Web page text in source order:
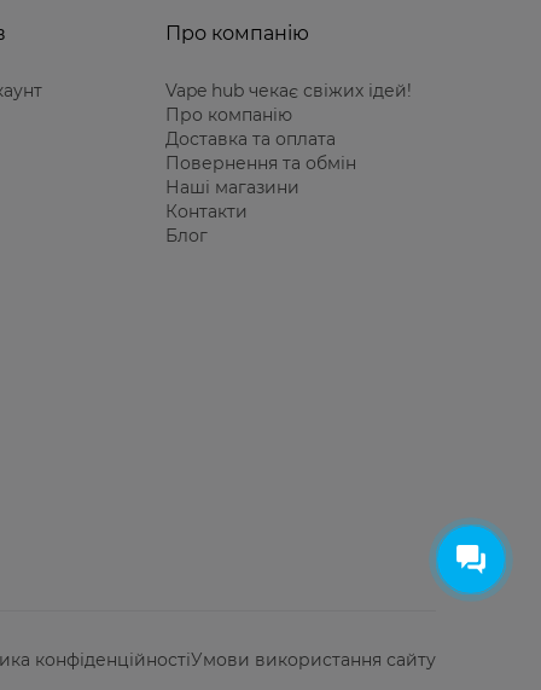
Про компанію
Vape hub чекає свіжих ідей!
Про компанію
Доставка та оплата
Повернення та обмін
Наші магазини
Контакти
Блог
конфіденційностіУмови використання сайту